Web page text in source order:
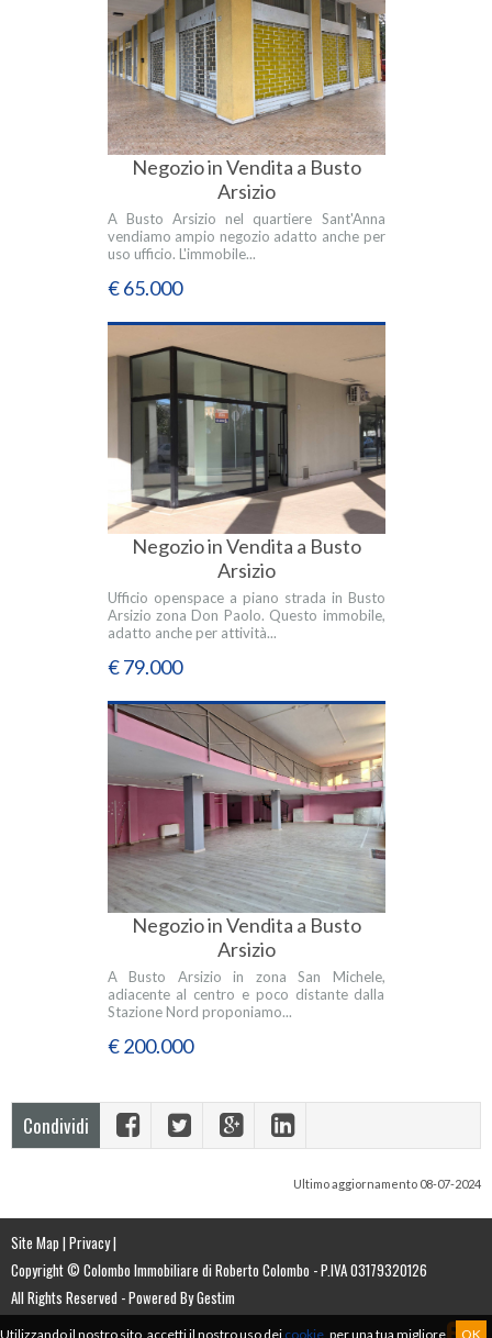
Utilizzando il nostro sito, accetti il nostro uso dei cookie , per una tua migliore OK
Negozio in Vendita a Busto
Arsizio
A Busto Arsizio nel quartiere Sant'Anna
vendiamo ampio negozio adatto anche per
uso ufficio. L'immobile...
€ 65.000
Negozio in Vendita a Busto
Arsizio
Ufficio openspace a piano strada in Busto
Arsizio zona Don Paolo. Questo immobile,
adatto anche per attività...
€ 79.000
Negozio in Vendita a Busto
Arsizio
A Busto Arsizio in zona San Michele,
adiacente al centro e poco distante dalla
Stazione Nord proponiamo...
€ 200.000
Condividi
Ultimo aggiornamento 08-07-2024
Site Map | Privacy|
Copyright © Colombo Immobiliare di Roberto Colombo - P.IVA 03179320126
All Rights Reserved -Powered By Gestim